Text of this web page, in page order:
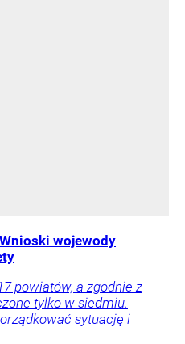
wojewody
powiatów, a zgodnie z
tylko w siedmiu.
sytuację i